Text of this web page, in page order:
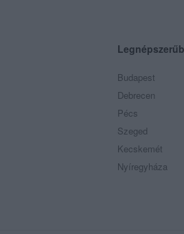
Budapest
Debrecen
Pécs
Szeged
Kecskemét
Nyíregyháza